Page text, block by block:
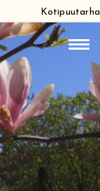
Kotipuutarha